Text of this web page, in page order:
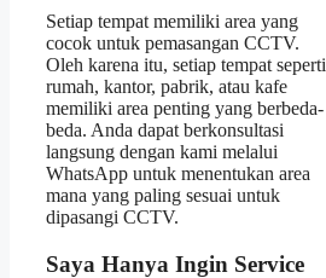
Setiap tempat memiliki area yang
cocok untuk pemasangan CCTV.
Oleh karena itu, setiap tempat seperti
rumah, kantor, pabrik, atau kafe
memiliki area penting yang berbeda-
beda. Anda dapat berkonsultasi
langsung dengan kami melalui
WhatsApp untuk menentukan area
mana yang paling sesuai untuk
dipasangi CCTV.
Saya Hanya Ingin Service